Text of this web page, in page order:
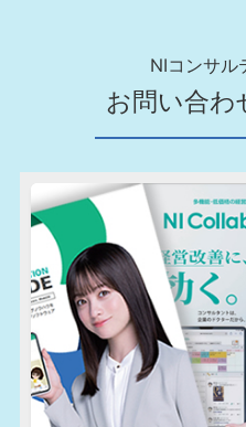
NIコンサル
お問い合わ